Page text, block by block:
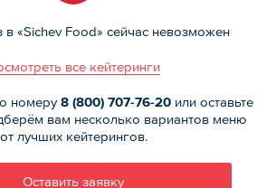
в «Sichev Food» сейчас невозможен
все кейтеринги
номеру8 (800) 707-76-20или оставьте
вам несколько вариантов меню
от лучших кейтерингов.
Оставить заявку